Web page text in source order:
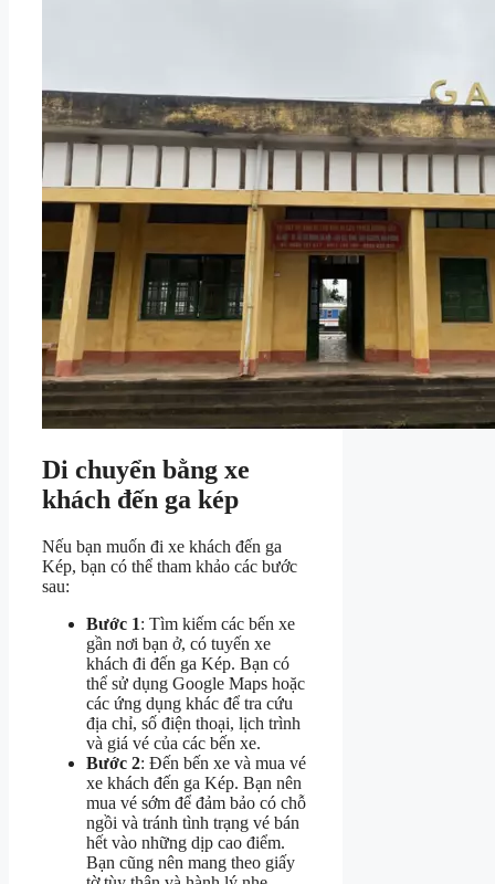
Di chuyển bằng xe
khách đến ga kép
Nếu bạn muốn đi xe khách đến ga
Kép, bạn có thể tham khảo các bước
sau:
Bước 1: Tìm kiếm các bến xe
gần nơi bạn ở, có tuyến xe
khách đi đến ga Kép. Bạn có
thể sử dụng Google Maps hoặc
các ứng dụng khác để tra cứu
địa chỉ, số điện thoại, lịch trình
và giá vé của các bến xe.
Bước 2: Đến bến xe và mua vé
xe khách đến ga Kép. Bạn nên
mua vé sớm để đảm bảo có chỗ
ngồi và tránh tình trạng vé bán
hết vào những dịp cao điểm.
Bạn cũng nên mang theo giấy